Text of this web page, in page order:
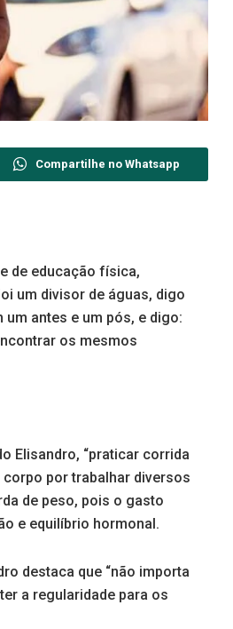
Compartilhe no Whatsapp
de educação física,
um divisor de águas, digo
antes e um pós, e digo:
os mesmos
Elisandro, “praticar corrida
por trabalhar diversos
de peso, pois o gasto
e equilíbrio hormonal.
destaca que “não importa
a regularidade para os